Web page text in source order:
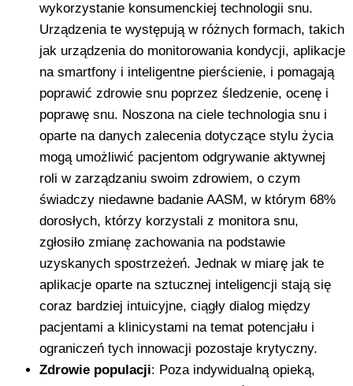
wykorzystanie konsumenckiej technologii snu.
Urządzenia te występują w różnych formach, takich
jak urządzenia do monitorowania kondycji, aplikacje
na smartfony i inteligentne pierścienie, i pomagają
poprawić zdrowie snu poprzez śledzenie, ocenę i
poprawę snu. Noszona na ciele technologia snu i
oparte na danych zalecenia dotyczące stylu życia
mogą umożliwić pacjentom odgrywanie aktywnej
roli w zarządzaniu swoim zdrowiem, o czym
świadczy niedawne badanie AASM, w którym 68%
dorosłych, którzy korzystali z monitora snu,
zgłosiło zmianę zachowania na podstawie
uzyskanych spostrzeżeń. Jednak w miarę jak te
aplikacje oparte na sztucznej inteligencji stają się
coraz bardziej intuicyjne, ciągły dialog między
pacjentami a klinicystami na temat potencjału i
ograniczeń tych innowacji pozostaje krytyczny.
Zdrowie populacji: Poza indywidualną opieką,